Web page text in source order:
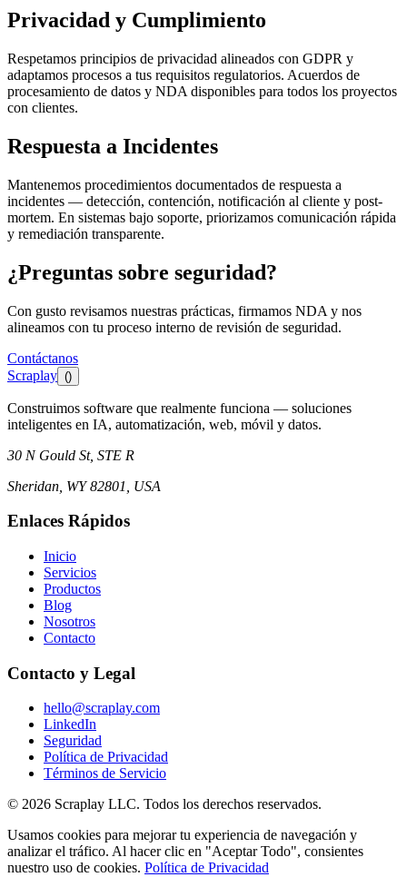
Privacidad y Cumplimiento
Respetamos principios de privacidad alineados con GDPR y
adaptamos procesos a tus requisitos regulatorios. Acuerdos de
procesamiento de datos y NDA disponibles para todos los proyectos
con clientes.
Respuesta a Incidentes
Mantenemos procedimientos documentados de respuesta a
incidentes — detección, contención, notificación al cliente y post-
mortem. En sistemas bajo soporte, priorizamos comunicación rápida
y remediación transparente.
¿Preguntas sobre seguridad?
Con gusto revisamos nuestras prácticas, firmamos NDA y nos
alineamos con tu proceso interno de revisión de seguridad.
Contáctanos
Scraplay ()
Construimos software que realmente funciona — soluciones
inteligentes en IA, automatización, web, móvil y datos.
30 N Gould St, STE R
Sheridan, WY 82801, USA
Enlaces Rápidos
Inicio
Servicios
Productos
Blog
Nosotros
Contacto
Contacto y Legal
hello@scraplay.com
LinkedIn
Seguridad
Política de Privacidad
Términos de Servicio
© 2026 Scraplay LLC. Todos los derechos reservados.
Usamos cookies para mejorar tu experiencia de navegación y
analizar el tráfico. Al hacer clic en "Aceptar Todo", consientes
nuestro uso de cookies. Política de Privacidad